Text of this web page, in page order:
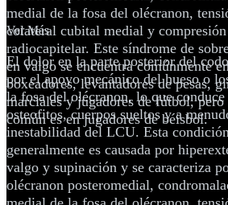
medial de la fosa del olécranon,
colateral cubital medial y
radiocapitelar. Este síndrome de
en valgo se encuentra comúnmente
boxeadores, levantadores de pesas,
marciales y jugadores de fútbol,
común es en jugadores de béisbol.
Ver Más
El dolor en la parte posterior del
por el apoyo mecánico del hueso o
la fosa del olécranon, lo que
osteofitos, cuerpos sueltos y a
inestabilidad del LCU. Esta
generalmente es causada por
valgo y supinación y se caracteriza
olécranon posteromedial,